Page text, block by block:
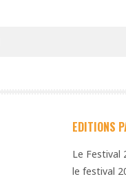
EDITIONS
Le Festival
le festival